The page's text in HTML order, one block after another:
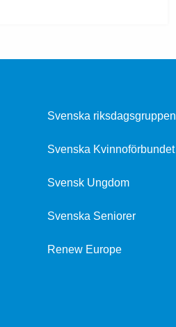
Svenska riksdagsgruppen
Svenska Kvinnoförbundet
Svensk Ungdom
Svenska Seniorer
Renew Europe